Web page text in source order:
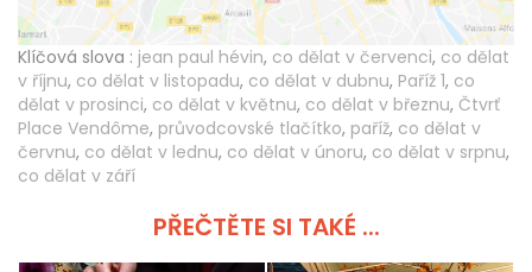
Klíčová slova : jean paul hévin, co dělat v červenci, co dělat
v říjnu, co dělat v listopadu, co dělat v dubnu, Paříž 1, co
dělat v prosinci, co dělat v květnu, co dělat v březnu, Čtvrť
Place Vendôme, průvodcovské tlačítko, paříž, co dělat v
červnu, co dělat v lednu, co dělat v únoru, co dělat v srpnu,
co dělat v září
PŘEČTĚTE SI TAKÉ ...